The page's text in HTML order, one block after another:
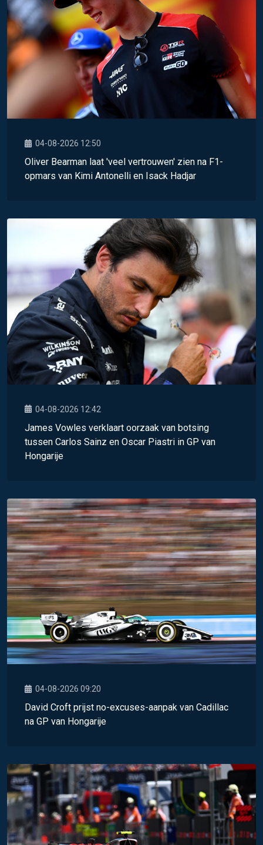
04-08-2026 12:50
Oliver Bearman laat 'veel vertrouwen' zien na F1-
opmars van Kimi Antonelli en Isack Hadjar
04-08-2026 12:42
James Vowles verklaart oorzaak van botsing
tussen Carlos Sainz en Oscar Piastri in GP van
Hongarije
04-08-2026 09:20
David Croft prijst no-excuses-aanpak van Cadillac
na GP van Hongarije